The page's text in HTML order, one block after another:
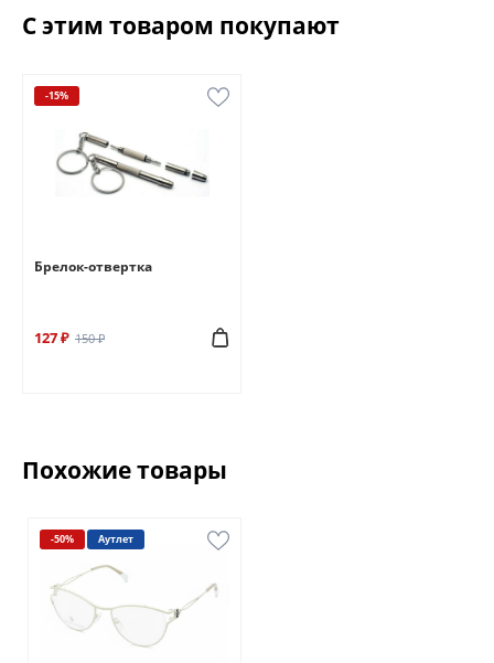
С этим товаром покупают
-15%
Брелок-отвертка
127 ₽ 150 ₽
Похожие товары
-50% Аутлет